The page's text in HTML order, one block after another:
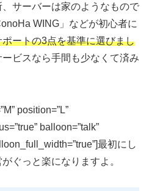
サーバーは家のようなもので
WING」などが初心者に
ートの3点を基準に選びまし
ビスなら手間も少なくて済み
position=”L”
balloon=”talk”
最初にし
ぐっと楽になりますよ。